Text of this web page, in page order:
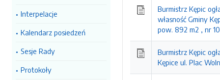
Interpelacje
Kalendarz posiedzeń
Sesje Rady
Protokoły
Burmistrz Kępic
własność Gminy
pow. 892 m2 , nr
Burmistrz Kępic
Kępice ul. Plac